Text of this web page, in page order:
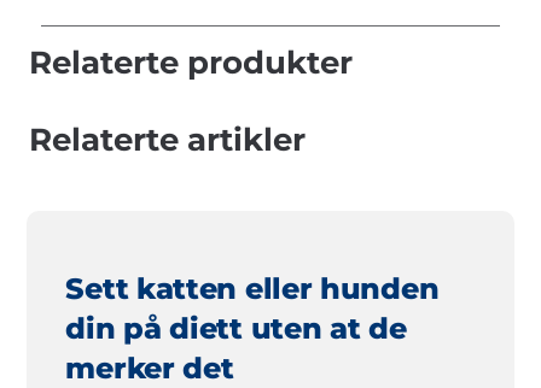
Relaterte produkter
Relaterte artikler
Sett katten eller hunden
din på diett uten at de
merker det